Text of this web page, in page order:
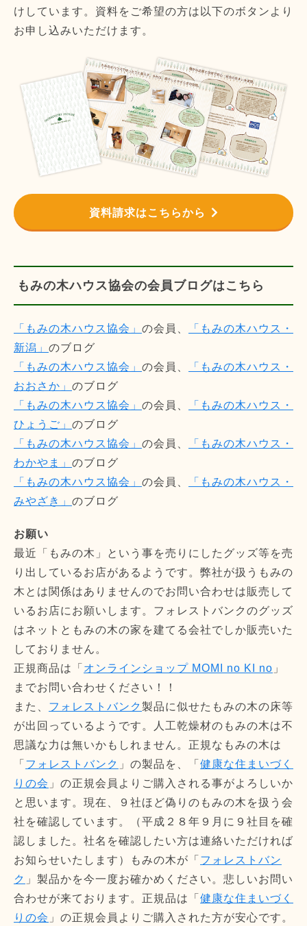
けしています。資料をご希望の方は以下のボタンより
お申し込みいただけます。
資料請求はこちらから
もみの木ハウス協会の会員ブログはこちら
「もみの木ハウス協会」 の会員、
「もみの木ハウス・
新潟」 のブログ
「もみの木ハウス協会」 の会員、
「もみの木ハウス・
おおさか」 のブログ
「もみの木ハウス協会」 の会員、
「もみの木ハウス・
ひょうご」 のブログ
「もみの木ハウス協会」 の会員、
「もみの木ハウス・
わかやま」 のブログ
「もみの木ハウス協会」 の会員、
「もみの木ハウス・
みやざき」 のブログ
お願い
最近「もみの木」という事を売りにしたグッズ等を売
り出しているお店があるようです。弊社が扱うもみの
木とは関係はありませんのでお問い合わせは販売して
いるお店にお願いします。フォレストバンクのグッズ
はネットともみの木の家を建てる会社でしか販売いた
しておりません。
正規商品は「 オンラインショップ MOMI no KI no 」
までお問い合わせください！！
また、 フォレストバンク製品に似せたもみの木の床等
が出回っているようです。人工乾燥材のもみの木は不
思議な力は無いかもしれません。正規なもみの木は
「 フォレストバンク 」の製品を、「 健康な住まいづく
りの会 」の正規会員よりご購入される事がよろしいか
と思います。現在、９社ほど偽りのもみの木を扱う会
社を確認しています。（平成２８年９月に９社目を確
認しました。社名を確認したい方は連絡いただければ
お知らせいたします）もみの木が「 フォレストバン
ク 」製品かを今一度お確かめください。悲しいお問い
合わせが来ております。正規品は「 健康な住まいづく
りの会 」の正規会員よりご購入された方が安心です。